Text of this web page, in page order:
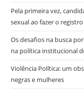
Pela primeira vez,
sexual ao fazer o
Os desafios na busca
na política institucional
Violência Política: um
negras e mulheres